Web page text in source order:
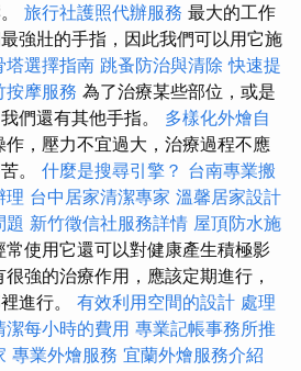
旅行社護照代辦服務 最大的工作
強壯的手指，因此我們可以用它施
塔選擇指南 跳蚤防治與清除 快速提
按摩服務 為了治療某些部位，或是
們還有其他手指。 多樣化外燴自
作，壓力不宜過大，治療過程不應
。 什麼是搜尋引擎？ 台南專業搬
理 台中居家清潔專家 溫馨居家設計
題 新竹徵信社服務詳情 屋頂防水施
常使用它還可以對健康產生積極影
強的治療作用，應該定期進行，
進行。 有效利用空間的設計 處理
潔每小時的費用 專業記帳事務所推
專業外燴服務 宜蘭外燴服務介紹